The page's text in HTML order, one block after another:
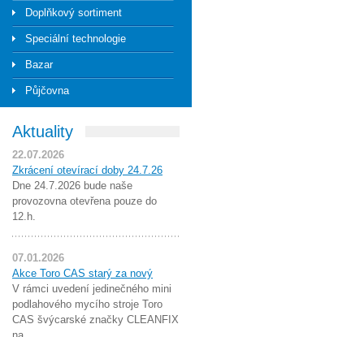
Doplňkový sortiment
Speciální technologie
Bazar
Půjčovna
Aktuality
22.07.2026
Zkrácení otevírací doby 24.7.26
Dne 24.7.2026 bude naše
provozovna otevřena pouze do
12.h.
07.01.2026
Akce Toro CAS starý za nový
V rámci uvedení jedinečného mini
podlahového mycího stroje Toro
CAS švýcarské značky CLEANFIX